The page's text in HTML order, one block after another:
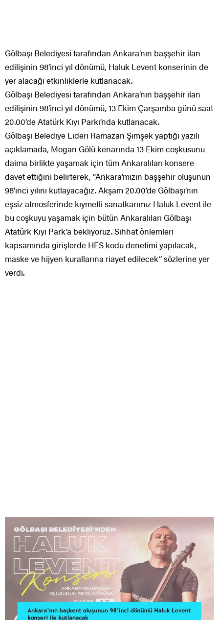
Gölbaşı Belediyesi tarafından Ankara’nın başşehir ilan
edilişinin 98’inci yıl dönümü, Haluk Levent konserinin de
yer alacağı etkinliklerle kutlanacak.
Gölbaşı Belediyesi tarafından Ankara’nın başşehir ilan
edilişinin 98’inci yıl dönümü, 13 Ekim Çarşamba günü saat
20.00’de Atatürk Kıyı Parkı’nda kutlanacak.
Gölbaşı Belediye Lideri Ramazan Şimşek yaptığı yazılı
açıklamada, Mogan Gölü kenarında 13 Ekim coşkusunu
daima birlikte yaşamak için tüm Ankaralıları konsere
davet ettiğini belirterek, “Ankara’mızın başşehir oluşunun
98’inci yılını kutlayacağız. Akşam 20.00’de Gölbaşı’nın
eşsiz atmosferinde kıymetli sanatkarımız Haluk Levent ile
bu coşkuyu yaşamak için bütün Ankaralıları Gölbaşı
Atatürk Kıyı Park’a bekliyoruz. Sıhhat önlemleri
kapsamında girişlerde HES kodu denetimi yapılacak,
maske ve hijyen kurallarına riayet edilecek” sözlerine yer
verdi.